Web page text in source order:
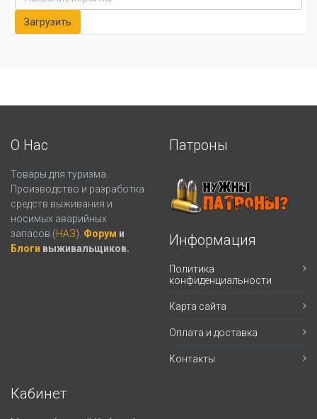
О Нас
Товары для туризма.
Производство и разработка
средств выживания и
носимых аварийных
запасов (НАЗ). Форум и
Блоги выживальщиков.
Патроны
Информация
Политика
конфиденциальности
Карта сайта
Оплата и доставка
Контакты
Кабинет